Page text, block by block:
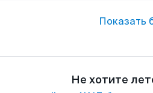
Показать
Не хотите